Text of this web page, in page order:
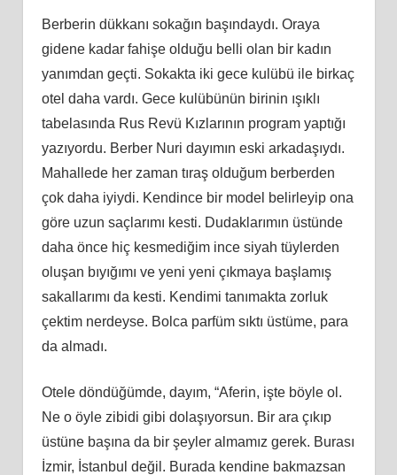
Berberin dükkanı sokağın başındaydı. Oraya
gidene kadar fahişe olduğu belli olan bir kadın
yanımdan geçti. Sokakta iki gece kulübü ile birkaç
otel daha vardı. Gece kulübünün birinin ışıklı
tabelasında Rus Revü Kızlarının program yaptığı
yazıyordu. Berber Nuri dayımın eski arkadaşıydı.
Mahallede her zaman tıraş olduğum berberden
çok daha iyiydi. Kendince bir model belirleyip ona
göre uzun saçlarımı kesti. Dudaklarımın üstünde
daha önce hiç kesmediğim ince siyah tüylerden
oluşan bıyığımı ve yeni yeni çıkmaya başlamış
sakallarımı da kesti. Kendimi tanımakta zorluk
çektim nerdeyse. Bolca parfüm sıktı üstüme, para
da almadı.
Otele döndüğümde, dayım, “Aferin, işte böyle ol.
Ne o öyle zibidi gibi dolaşıyorsun. Bir ara çıkıp
üstüne başına da bir şeyler almamız gerek. Burası
İzmir, İstanbul değil. Burada kendine bakmazsan